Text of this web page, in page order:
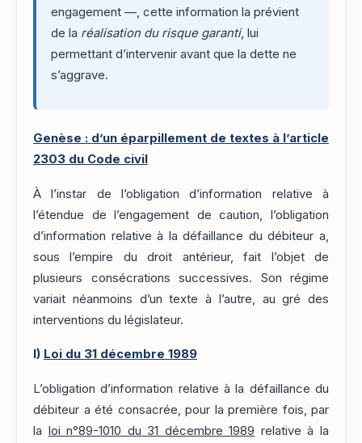
engagement —, cette information la prévient
de la réalisation du risque garanti, lui
permettant d’intervenir avant que la dette ne
s’aggrave.
Genèse : d’un éparpillement de textes à l’article
2303 du Code civil
À l’instar de l’obligation d’information relative à
l’étendue de l’engagement de caution, l’obligation
d’information relative à la défaillance du débiteur a,
sous l’empire du droit antérieur, fait l’objet de
plusieurs consécrations successives. Son régime
variait néanmoins d’un texte à l’autre, au gré des
interventions du législateur.
I) Loi du 31 décembre 1989
L’obligation d’information relative à la défaillance du
débiteur a été consacrée, pour la première fois, par
la loi n°89-1010 du 31 décembre 1989 relative à la